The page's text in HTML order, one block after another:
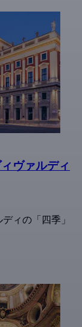
ヴァルディ
ィの「四季」